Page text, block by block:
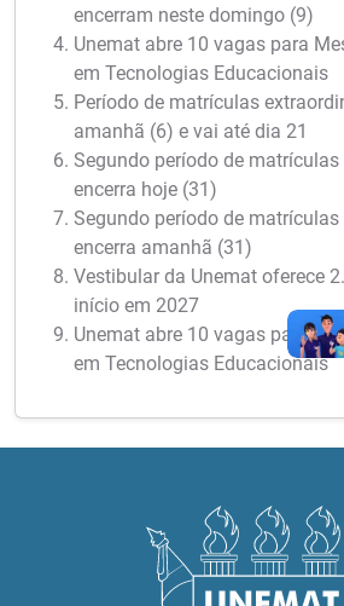
encerram neste domingo (9)
Unemat abre 10 vagas para
em Tecnologias Educacionais
Período de matrículas
amanhã (6) e vai até dia 21
Segundo período de
encerra hoje (31)
Segundo período de
encerra amanhã (31)
Vestibular da Unemat oferece
início em 2027
Unemat abre 10 vagas para
em Tecnologias Educacionais